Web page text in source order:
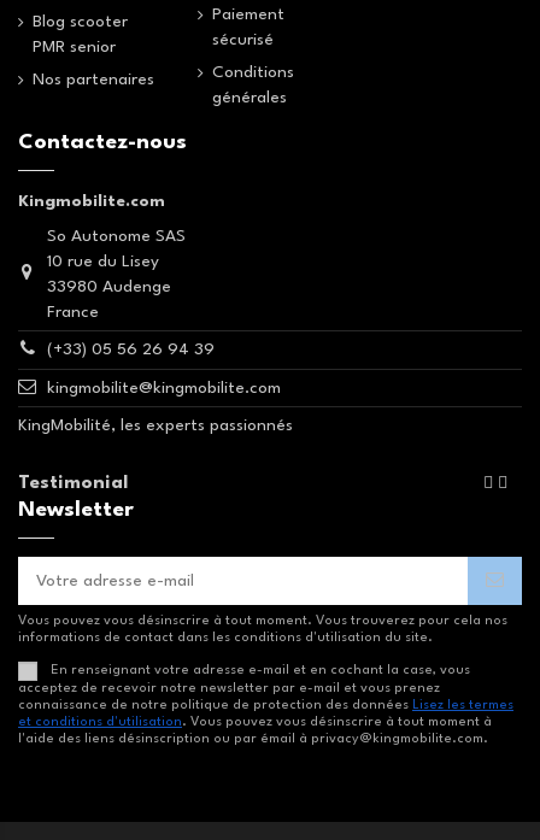
Blog scooter
PMR senior
Nos partenaires
Paiement
sécurisé
Conditions
générales
Contactez-nous
Kingmobilite.com
So Autonome SAS
10 rue du Lisey
33980 Audenge
France
(+33) 05 56 26 94 39
kingmobilite@kingmobilite.com
KingMobilité, les experts passionnés
Testimonial  
Newsletter
Vous pouvez vous désinscrire à tout moment. Vous trouverez pour cela nos
informations de contact dans les conditions d'utilisation du site.
En renseignant votre adresse e-mail et en cochant la case, vous
acceptez de recevoir notre newsletter par e-mail et vous prenez
connaissance de notre politique de protection des données Lisez les termes
et conditions d'utilisation. Vous pouvez vous désinscrire à tout moment à
l'aide des liens désinscription ou par émail à privacy@kingmobilite.com.